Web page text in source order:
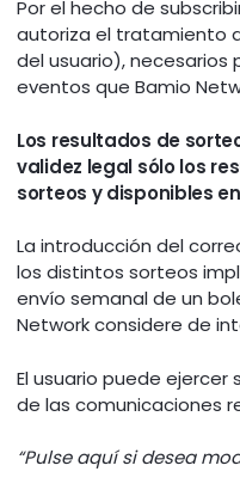
Por el hecho de
autoriza el tratamiento
del usuario), necesarios
eventos que Bamio
Los resultados de
validez legal sólo los
sorteos y disponibles
La introducción del
los distintos sorteos
envío semanal de un
Network considere de
El usuario puede
de las comunicaciones
“Pulse aquí si desea